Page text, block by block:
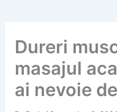
Dureri
masajul
ai nevoie